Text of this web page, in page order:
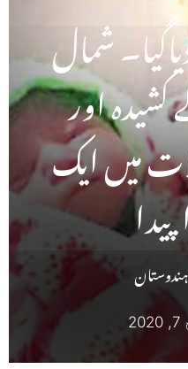
شمال
اور
میں ایک
ہندوستان